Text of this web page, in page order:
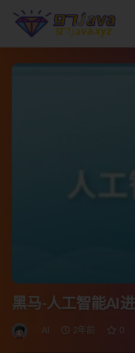
黑马-人工智能AI
AI 2年前 0